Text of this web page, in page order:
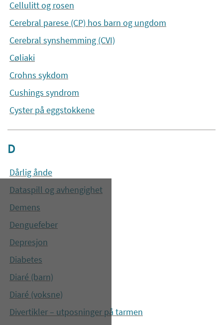
Cellulitt og rosen
Cerebral parese (CP) hos barn og ungdom
Cerebral synshemming (CVI)
Cøliaki
Crohns sykdom
Cushings syndrom
Cyster på eggstokkene
D
Dårlig ånde
Dataspill og avhengighet
Demens
Denguefeber
Depresjon
Diabetes
Diaré (barn)
Diaré (voksne)
Divertikler – utposninger på tarmen